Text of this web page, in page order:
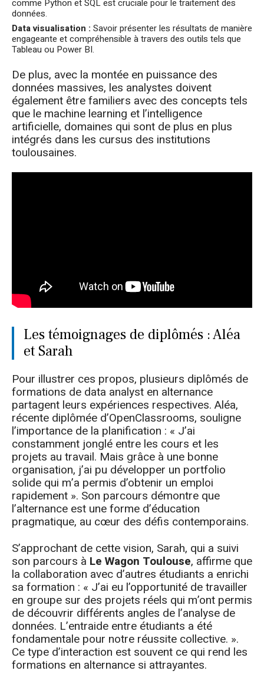
comme Python et SQL est cruciale pour le traitement des
données.
Data visualisation : Savoir présenter les résultats de manière
engageante et compréhensible à travers des outils tels que
Tableau ou Power BI.
De plus, avec la montée en puissance des
données massives, les analystes doivent
également être familiers avec des concepts tels
que le machine learning et l’intelligence
artificielle, domaines qui sont de plus en plus
intégrés dans les cursus des institutions
toulousaines.
Les témoignages de diplômés : Aléa
et Sarah
Pour illustrer ces propos, plusieurs diplômés de
formations de data analyst en alternance
partagent leurs expériences respectives. Aléa,
récente diplômée d’OpenClassrooms, souligne
l’importance de la planification : « J’ai
constamment jonglé entre les cours et les
projets au travail. Mais grâce à une bonne
organisation, j’ai pu développer un portfolio
solide qui m’a permis d’obtenir un emploi
rapidement ». Son parcours démontre que
l’alternance est une forme d’éducation
pragmatique, au cœur des défis contemporains.
S’approchant de cette vision, Sarah, qui a suivi
son parcours à Le Wagon Toulouse, affirme que
la collaboration avec d’autres étudiants a enrichi
sa formation : « J’ai eu l’opportunité de travailler
en groupe sur des projets réels qui m’ont permis
de découvrir différents angles de l’analyse de
données. L’entraide entre étudiants a été
fondamentale pour notre réussite collective. ».
Ce type d’interaction est souvent ce qui rend les
formations en alternance si attrayantes.